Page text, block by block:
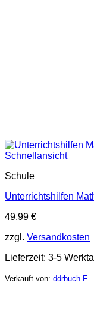
Schnellansicht
Schule
Unterrichtshilfen
49,99 €
zzgl. Versandkosten
Lieferzeit: 3-5
Verkauft von: ddrbuch-F